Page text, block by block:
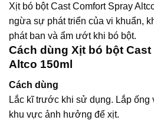
Xịt bó bột Cast Comfort Spray
ngừa sự phát triển của vi khuẩn,
phát ban và ẩm ướt khi bó bột.
Cách dùng Xịt bó bột
Altco 150ml
Cách dùng
Lắc kĩ trước khi sử dụng. Lắp ống
khu vực ảnh hưởng để xịt.